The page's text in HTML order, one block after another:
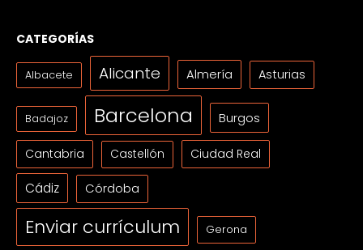
CATEGORÍAS
Albacete Alicante Almería Asturias
Badajoz Barcelona Burgos
Cantabria Castellón Ciudad Real
Cádiz Córdoba
Enviar currículum Gerona